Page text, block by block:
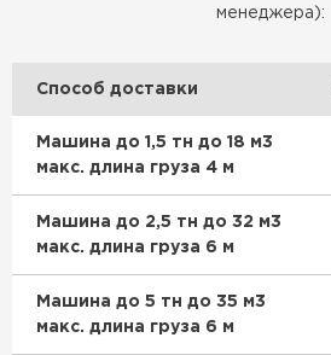
менеджера):
Способ доставки
Машина до 1,5 тн до 18 м3
макс. длина груза 4 м
Машина до 2,5 тн до 32 м3
макс. длина груза 6 м
Машина до 5 тн до 35 м3
макс. длина груза 6 м